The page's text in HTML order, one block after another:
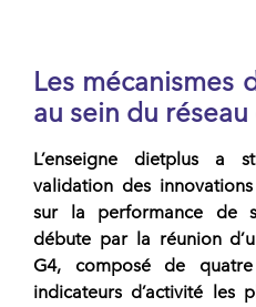
Les mécanismes
au sein du
L’enseigne dietplusa
validation des
sur la performance de
débute par la réunion
G4, composé de
indicateurs d’activité les